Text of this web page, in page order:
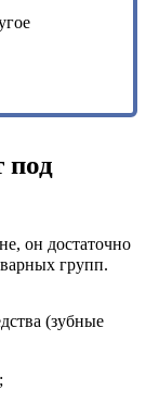
под
он достаточно
групп.
(зубные